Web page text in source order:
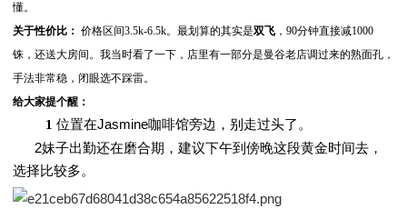
懂。
关于性价比： 价格区间3.5k-6.5k。最划算的其实是双飞 ，90分钟直接减1000
铢，还送大房间。我当时看了一下，店里有一部分是曼谷老店调过来的熟面孔，
手法非常稳，闭眼选不踩雷。
给大家提个醒：
1 位置在Jasmine咖啡馆旁边，别走过头了。
2妹子出勤还在磨合期，建议下午到傍晚这段黄金时间去，
选择比较多。